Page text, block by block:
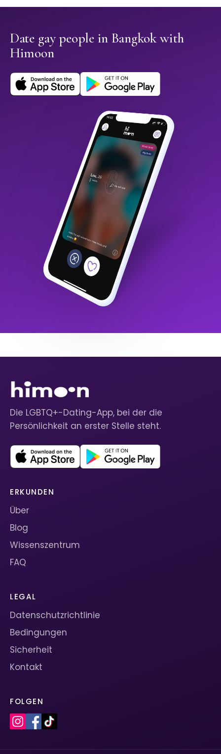
Date gay people in Bangkok with
Himoon
Die LGBTQ+-Dating-App, bei der die
Persönlichkeit an erster Stelle steht.
ERKUNDEN
Über
Blog
Wissenszentrum
FAQ
LEGAL
Datenschutzrichtlinie
Bedingungen
Sicherheit
Kontakt
FOLGEN